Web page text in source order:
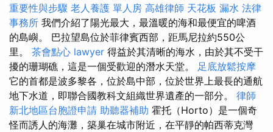
重要性與步驟 老人養護 單人房 高雄律師 天花板 漏水 法律
事務所 我們介紹了陽光最大，最溫暖的海和最便宜的啤酒
的島嶼。 巴拉望島位於菲律賓西部，距馬尼拉約550公
里。 茶會點心 lawyer 得益於其清晰的海水，由於其不受干
擾的珊瑚礁，這是一個受歡迎的潛水天堂。 足底放鬆按摩
它的首都是波多黎各，位於島中部，位於世界上最長的通航
地下水道，即聯合國教科文組織世界遺產的一部分。 律師
新北地區台胞證申請 助聽器補助 霍托（Horto）是一個奇
怪而誘人的海灘，築巢在城市附近，在平靜的帕西蒂克灣